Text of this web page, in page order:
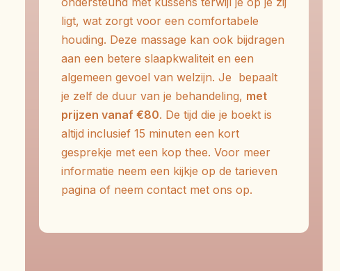
ligt, wat zorgt voor een comfortabele
houding. Deze massage kan ook bijdragen
aan een betere slaapkwaliteit en een
algemeen gevoel van welzijn. Je bepaalt
je zelf de duur van je behandeling, met
prijzen vanaf €80. De tijd die je boekt is
altijd inclusief 15 minuten een kort
gesprekje met een kop thee. Voor meer
informatie neem een kijkje op de tarieven
pagina of neem contact met ons op.